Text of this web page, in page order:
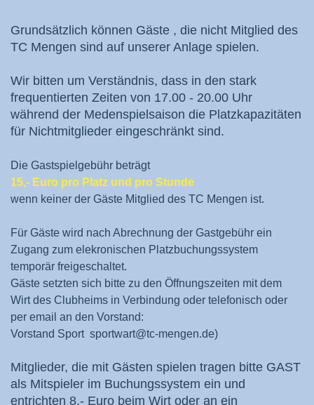
Grundsätzlich können Gäste , die nicht Mitglied des
TC Mengen sind auf unserer Anlage spielen.
Wir bitten um Verständnis, dass in den stark
frequentierten Zeiten von 17.00 - 20.00 Uhr
während der Medenspielsaison die Platzkapazitäten
für Nichtmitglieder eingeschränkt sind.
Die Gastspielgebühr beträgt
15,- Euro pro Platz und pro Stunde
wenn keiner der Gäste Mitglied des TC Mengen ist.
Für Gäste wird nach Abrechnung der Gastgebühr ein
Zugang zum elekronischen Platzbuchungssystem
temporär freigeschaltet.
Gäste setzten sich bitte zu den Öffnungszeiten mit dem
Wirt des Clubheims in Verbindung oder telefonisch oder
per email an den Vorstand:
Vorstand Sport sportwart@tc-mengen.de)
Mitglieder, die mit Gästen spielen tragen bitte GAST
als Mitspieler im Buchungssystem ein und
entrichten 8,- Euro beim Wirt oder an ein